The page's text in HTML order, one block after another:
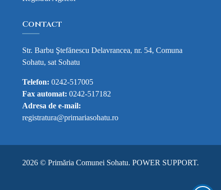
Contact
Str. Barbu Ştefănescu Delavrancea, nr. 54, Comuna
Sohatu, sat Sohatu
Telefon: 0242-517005
Fax automat: 0242-517182
Adresa de e-mail:
registratura@primariasohatu.ro
2026 © Primăria Comunei Sohatu. POWER SUPPORT.